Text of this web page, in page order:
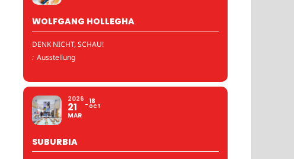
WOLFGANG HOLLEGHA
DENK NICHT, SCHAU!
: Ausstellung
2026
21
MAR
18
OCT
SUBURBIA